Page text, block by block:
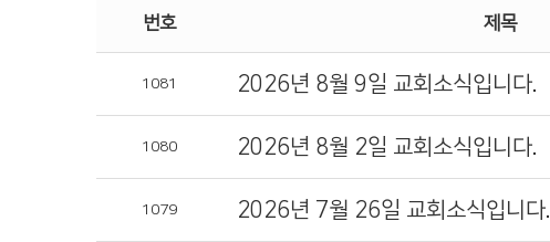
번호 제목
1081 2026년 8월 9일 교회소식입니다.
1080 2026년 8월 2일 교회소식입니다.
1079 2026년 7월 26일 교회소식입니다.